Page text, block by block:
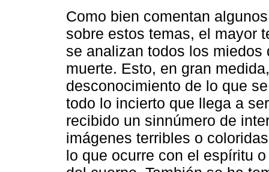
Como bien comentan
sobre estos temas, el mayor
se analizan todos los
muerte. Esto, en gran
desconocimiento de lo que
todo lo incierto que llega a
recibido un sinnúmero de
imágenes terribles o
lo que ocurre con el espíritu